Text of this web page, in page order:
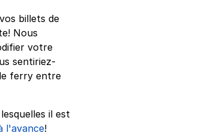
billets de
Nous
votre
sentiriez-
ferry entre
il est
l'avance!